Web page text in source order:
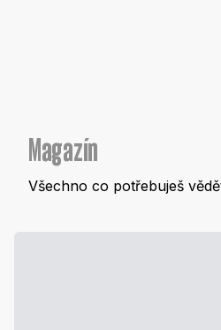
Magazín
Všechno co potřebuješ